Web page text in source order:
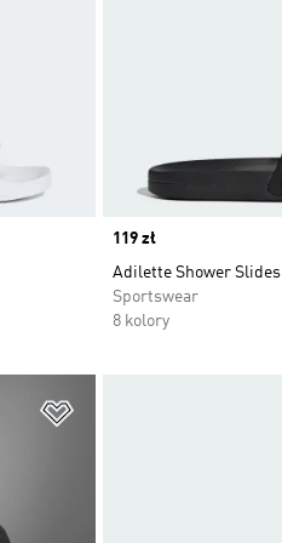
Price
119 zł
Adilette Shower Slides
Sportswear
8 kolory